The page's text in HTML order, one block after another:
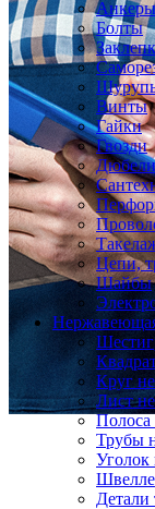
Анкеры
Болты
Винты
Гайки
Гвозди
Дюбели
Цепи,
Шайбы
Круг
Лист
Полоса
Трубы
Детали